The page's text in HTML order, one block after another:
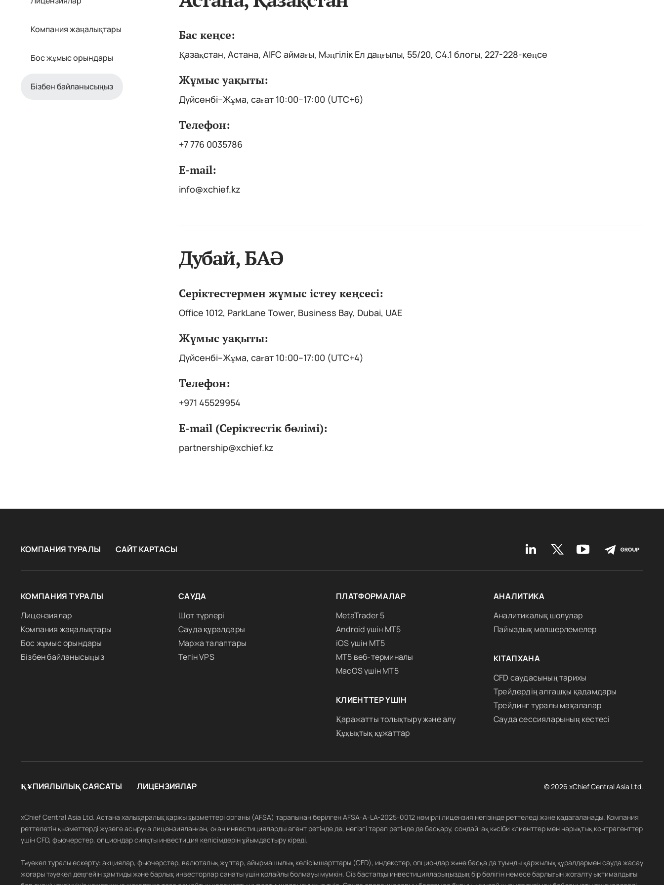
Компания жаңалықтары
Бос жұмыс орындары
Бізбен байланысыңыз
Бас кеңсе:
Қазақстан, Астана, AIFC аймағы, Мәңгілік Ел даңғылы, 55/20, C4.1 блогы, 227-228-кеңсе
Жұмыс уақыты:
Дүйсенбі–Жұма, сағат 10:00–17:00 (UTC+6)
Телефон:
+7 776 0035786
E-mail:
info@xchief.kz
Дубай, БАӘ
Серіктестермен жұмыс істеу кеңсесі:
Office 1012, ParkLane Tower, Business Bay, Dubai, UAE
Жұмыс уақыты:
Дүйсенбі–Жұма, сағат 10:00–17:00 (UTC+4)
Телефон:
+971 45529954
E-mail (Серіктестік бөлімі):
partnership@xchief.kz
КОМПАНИЯ ТУРАЛЫ САЙТ КАРТАСЫ
КОМПАНИЯ ТУРАЛЫ
Лицензиялар
Компания жаңалықтары
Бос жұмыс орындары
Бізбен байланысыңыз
САУДА
Шот түрлері
Сауда құралдары
Маржа талаптары
Тегін VPS
ПЛАТФОРМАЛАР
MetaTrader 5
Android үшін MT5
iOS үшін MT5
MT5 веб-терминалы
MacOS үшін MT5
КЛИЕНТТЕР ҮШІН
Қаражатты толықтыру және алу
Құқықтық құжаттар
АНАЛИТИКА
Аналитикалық шолулар
Пайыздық мөлшерлемелер
КІТАПХАНА
CFD саудасының тарихы
Трейдердің алғашқы қадамдары
Трейдинг туралы мақалалар
Сауда сессияларының кестесі
ҚҰПИЯЛЫЛЫҚ САЯСАТЫ ЛИЦЕНЗИЯЛАР © 2026 xChief Central Asia Ltd.
xChief Central Asia Ltd. Астана халықаралық қаржы қызметтері органы (AFSA) тарапынан берілген AFSA-A-LA-2025-0012 нөмірлі лицензия негізінде реттеледі және қадағаланады. Компания
реттелетін қызметтерді жүзеге асыруға лицензияланған, оған инвестицияларды агент ретінде де, негізгі тарап ретінде де басқару, сондай-ақ кәсіби клиенттер мен нарықтық контрагенттер
үшін CFD, фьючерстер, опциондар сияқты инвестиция келісімдерін ұйымдастыру кіреді.
Тәуекел туралы ескерту: акциялар, фьючерстер, валюталық жұптар, айырмашылық келісімшарттары (CFD), индекстер, опциондар және басқа да туынды қаржылық құралдармен сауда жасау
жоғары тәуекел деңгейін қамтиды және барлық инвесторлар санаты үшін қолайлы болмауы мүмкін. Сіз бастапқы инвестицияларыңыздың бір бөлігін немесе барлығын жоғалту ықтималдығы